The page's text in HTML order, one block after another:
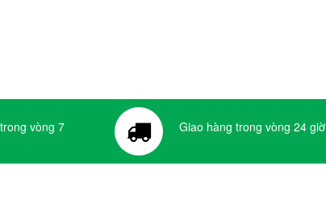
vòng 7
Giao hàng trong vòng 24 giờ